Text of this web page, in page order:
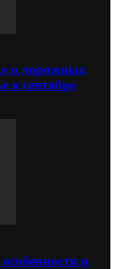
о дорожных
в сентябре
и